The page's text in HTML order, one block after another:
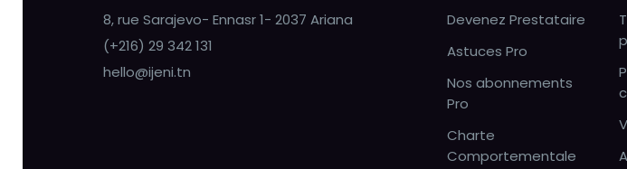
8, rue Sarajevo- Ennasr 1- 2037 Ariana
(+216) 29 342 131
hello@ijeni.tn
Devenez Prestataire
Astuces Pro
Nos abonnements
Pro
Charte
Comportementale